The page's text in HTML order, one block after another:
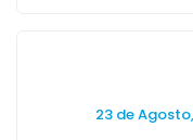
23 de